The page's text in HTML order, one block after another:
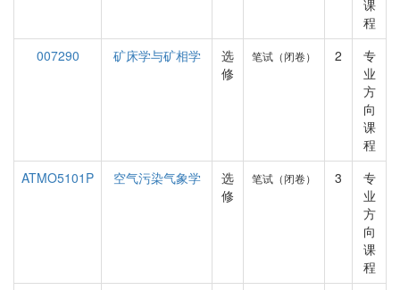
课
程
007290
矿床学与矿相学
选
修
笔试（闭卷） 2
专
业
方
向
课
程
ATMO5101P
空气污染气象学
选
修
笔试（闭卷） 3
专
业
方
向
课
程